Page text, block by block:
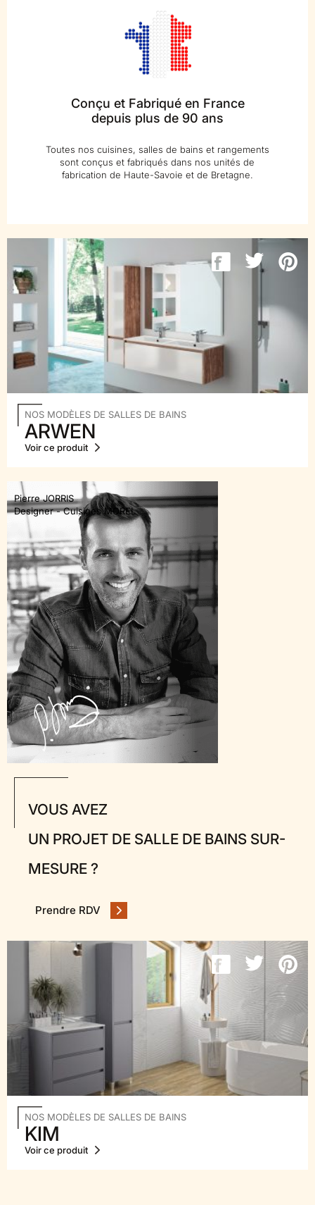
Conçu et Fabriqué en France
depuis plus de 90 ans
Toutes nos cuisines, salles de bains et rangements
sont conçus et fabriqués dans nos unités de
fabrication de Haute-Savoie et de Bretagne.
NOS MODÈLES DE SALLES DE BAINS
ARWEN
Voir ce produit
Pierre JORRIS
Designer - Cuisines MOREL
VOUS AVEZ
UN PROJET DE SALLE DE BAINS SUR-
MESURE ?
Prendre RDV
NOS MODÈLES DE SALLES DE BAINS
KIM
Voir ce produit